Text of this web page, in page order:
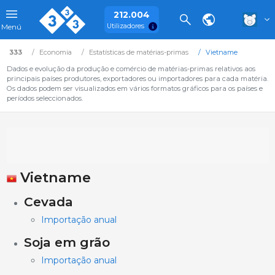
Menú
212.004
Utilizadores
333 Economia Estatísticas de matérias-primas
Vietname
Dados e evolução da produção e comércio de matérias-primas relativos aos
principais países produtores, exportadores ou importadores para cada matéria.
Os dados podem ser visualizados em vários formatos gráficos para os países e
períodos seleccionados.
Vietname
Cevada
Importação anual
Soja em grão
Importação anual